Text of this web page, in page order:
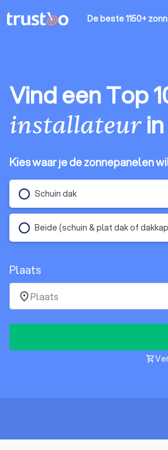
De beste 1150+
Vind een Top
installateurin
Kies waar je de zonnepanelen
Schuin dak
Beide (schuin & plat dak of
Plaats
place
shopping_cart